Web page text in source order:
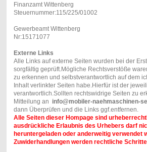
Finanzamt Wittenberg
Steuernummer:115/225/01002
Gewerbeamt Wittenberg
Nr:15171077
Externe Links
Alle Links auf externe Seiten wurden bei der
sorgfältig geprüft.Mögliche Rechtsverstöße
zu erkennen und selbstverantwortlich auf dem
Inhalt verlinkter Seiten habe.Hierfür ist der
verantwortlich.Sollten rechtswidrige Seiten zu
Mitteilung an info@mobiler-naehmaschinen-
dann Überprüfen und die Links ggf.entfernen.
Alle Seiten dieser Hompage sind
ausdrückliche Erlaubnis des Urhebers darf
heruntergeladen oder anderweitig verwendet
Zuwiderhandlungen werden rechtliche